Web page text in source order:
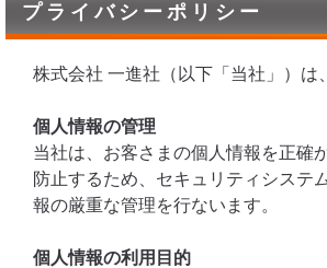
プライバシーポリシー
株式会社 一進社（以下「当社」）は
個人情報の管理
当社は、お客さまの個人情報を正確
防止するため、セキュリティシステ
報の厳重な管理を行ないます。
個人情報の利用目的